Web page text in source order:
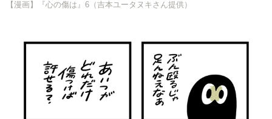
【漫画】『心の傷は』6（吉本ユータヌキさん提供）